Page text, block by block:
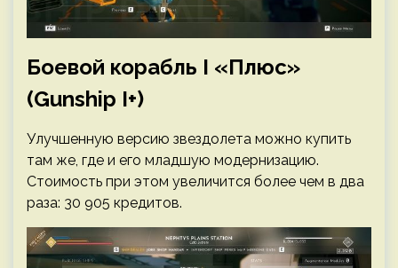
Боевой корабль I «Плюс»
(Gunship I+)
Улучшенную версию звездолета можно купить
там же, где и его младшую модернизацию.
Стоимость при этом увеличится более чем в два
раза: 30 905 кредитов.